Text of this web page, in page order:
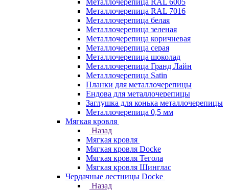
Металлочерепица RAL 6005
Металлочерепица RAL 7016
Металлочерепица белая
Металлочерепица зеленая
Металлочерепица коричневая
Металлочерепица серая
Металлочерепица шоколад
Металлочерепица Гранд Лайн
Металлочерепица Satin
Планки для металлочерепицы
Ендова для металлочерепицы
Заглушка для конька металлочерепицы
Металлочерепица 0,5 мм
Мягкая кровля
Назад
Мягкая кровля
Мягкая кровля Docke
Мягкая кровля Тегола
Мягкая кровля Шинглас
Чердачные лестницы Docke
Назад